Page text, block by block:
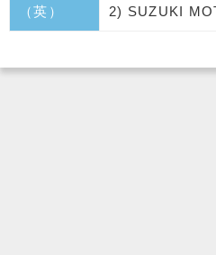
（英）
2) SUZUKI